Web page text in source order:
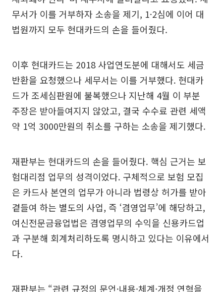
무서가 이를 거부하자 소송을 제기, 1·2심에 이어 대
법원까지 모두 현대카드의 손을 들어줬다.
이후 현대카드는 2018 사업연도분에 대해서도 세금
반환을 요청했으나 세무서는 이를 거부했다. 현대카
드가 조세심판원에 불복했으나 지난해 4월 이 부분
주장은 받아들여지지 않았고, 결국 수수료 관련 세액
약 1억 3000만원의 취소를 구하는 소송을 제기했다.
재판부는 현대카드의 손을 들어줬다. 핵심 근거는 보
험대리점 업무의 성격이었다. 구체적으로 보험 모집
은 카드사 본연의 업무가 아니라 법령상 허가를 받아
곁들여 하는 별도의 사업, 즉 ‘겸영업무’에 해당하고,
여신전문금융업법은 겸영업무의 수익을 신용카드업
과 구분해 회계처리하도록 명시하고 있다는 이유에서
다.
재판부는 “관련 규정의 문언·내용·체계·개정 연혁을